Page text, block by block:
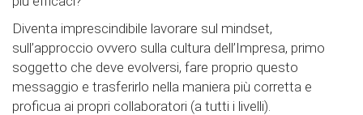
Diventa imprescindibile lavorare sul mindset,
sull’approccio ovvero sulla cultura dell’Impresa, primo
soggetto che deve evolversi, fare proprio questo
messaggio e trasferirlo nella maniera più corretta e
proficua ai propri collaboratori (a tutti i livelli).